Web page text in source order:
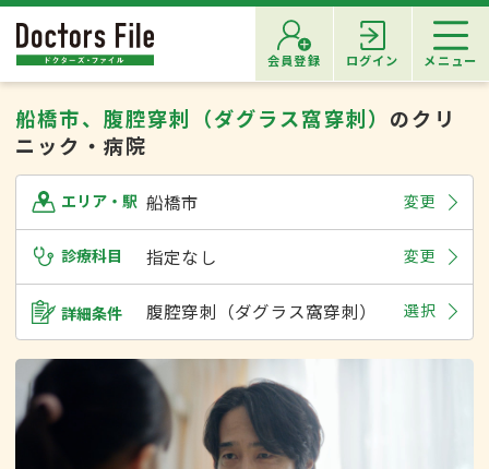
会員登録 ログイン メニュー
船橋市、腹腔穿刺（ダグラス窩穿刺） のクリ
ニック・病院
エリア・駅 船橋市 変更
診療科目 指定なし 変更
詳細条件 腹腔穿刺（ダグラス窩穿刺） 選択